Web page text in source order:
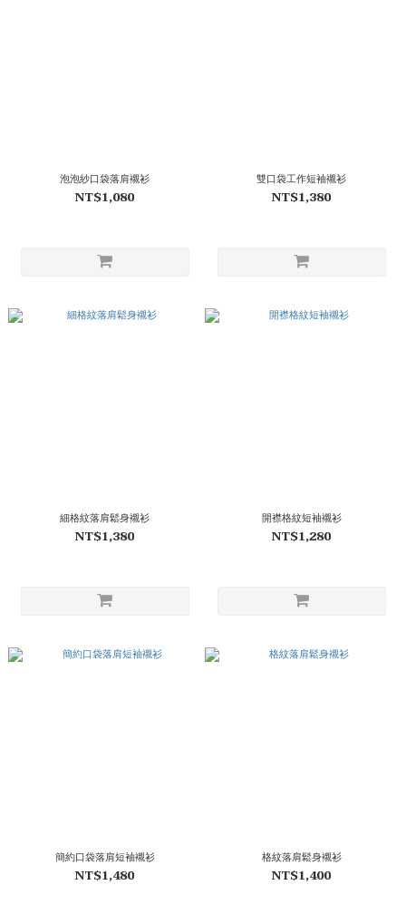
泡泡紗口袋落肩襯衫
NT$1,080
雙口袋工作短袖襯衫
NT$1,380
細格紋落肩鬆身襯衫
NT$1,380
開襟格紋短袖襯衫
NT$1,280
簡約口袋落肩短袖襯衫
NT$1,480
格紋落肩鬆身襯衫
NT$1,400